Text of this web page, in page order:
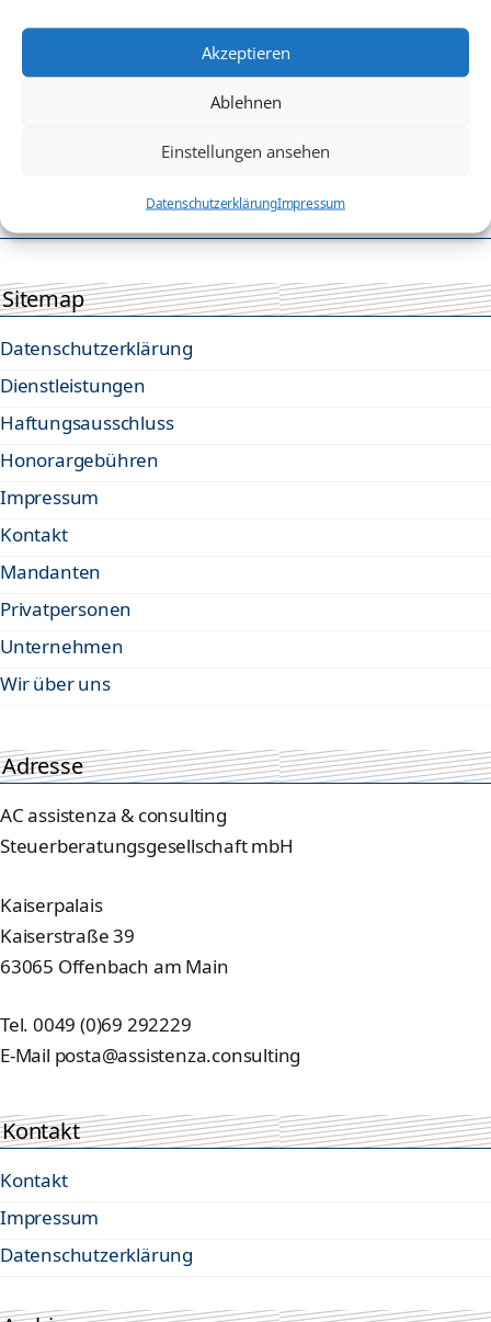
Akzeptieren
Ablehnen
Einstellungen ansehen
DatenschutzerklärungImpressum
Vermietung und Verpachtung
Sitemap
Datenschutzerklärung
Dienstleistungen
Haftungsausschluss
Honorargebühren
Impressum
Kontakt
Mandanten
Privatpersonen
Unternehmen
Wir über uns
Adresse
AC assistenza & consulting
Steuerberatungsgesellschaft mbH
Kaiserpalais
Kaiserstraße 39
63065 Offenbach am Main
Tel. 0049 (0)69 292229
E-Mail posta@assistenza.consulting
Kontakt
Kontakt
Impressum
Datenschutzerklärung